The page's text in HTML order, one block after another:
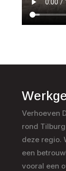
Verhoeven
rond
deze regio.
een
vooral een